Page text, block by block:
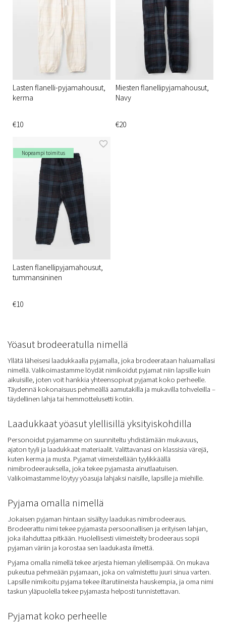
Lasten flanelli-pyjamahousut,
kerma
€10
Miesten flanellipyjamahousut,
Navy
€20
Nopeampi toimitus
Lasten flanellipyjamahousut,
tummansininen
€10
Yöasut brodeeratulla nimellä
Yllätä läheisesi laadukkaalla pyjamalla, joka brodeerataan haluamallasi
nimellä. Valikoimastamme löydät nimikoidut pyjamat niin lapsille kuin
aikuisille, joten voit hankkia yhteensopivat pyjamat koko perheelle.
Täydennä kokonaisuus pehmeällä aamutakilla ja mukavilla tohveleilla –
täydellinen lahja tai hemmottelusetti kotiin.
Laadukkaat yöasut ylellisillä yksityiskohdilla
Personoidut pyjamamme on suunniteltu yhdistämään mukavuus,
ajaton tyyli ja laadukkaat materiaalit. Valittavanasi on klassisia värejä,
kuten kerma ja musta. Pyjamat viimeistellään tyylikkäällä
nimibrodeerauksella, joka tekee pyjamasta ainutlaatuisen.
Valikoimastamme löytyy yöasuja lahjaksi naisille, lapsille ja miehille.
Pyjama omalla nimellä
Jokaisen pyjaman hintaan sisältyy laadukas nimibrodeeraus.
Brodeerattu nimi tekee pyjamasta persoonallisen ja erityisen lahjan,
joka ilahduttaa pitkään. Huolellisesti viimeistelty brodeeraus sopii
pyjaman väriin ja korostaa sen laadukasta ilmettä.
Pyjama omalla nimellä tekee arjesta hieman ylellisempää. On mukava
pukeutua pehmeään pyjamaan, joka on valmistettu juuri sinua varten.
Lapsille nimikoitu pyjama tekee iltarutiineista hauskempia, ja oma nimi
taskun yläpuolella tekee pyjamasta helposti tunnistettavan.
Pyjamat koko perheelle